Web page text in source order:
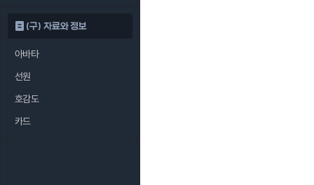
(구) 자료와 정보
아바타
선원
호감도
카드